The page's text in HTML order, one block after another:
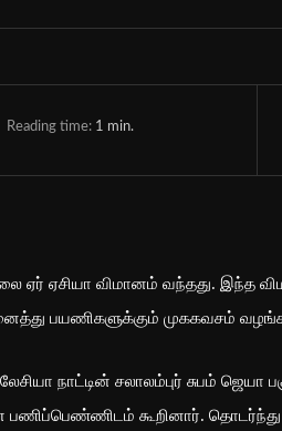
Reading time: 1 min.
காலை ஏர் ஏசியா விமானம் வந்தது.
பயணிகளுக்கும் முககவசம்
நாட்டின் சலாலம்புர் சுபம்
பணிப்பெண்ணிடம் கூறினார்.